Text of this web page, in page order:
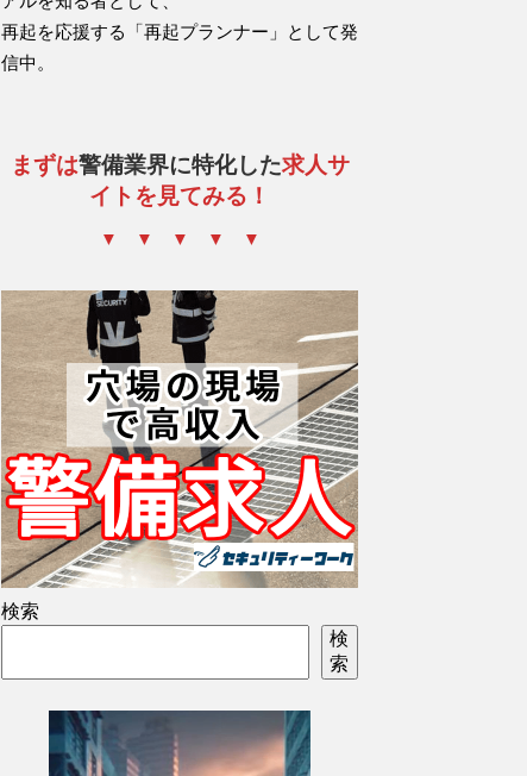
再起を応援する「再起プランナー」として発
信中。
まずは警備業界に特化した求人サ
イトを見てみる！
▼ ▼ ▼ ▼ ▼
検索
検
索